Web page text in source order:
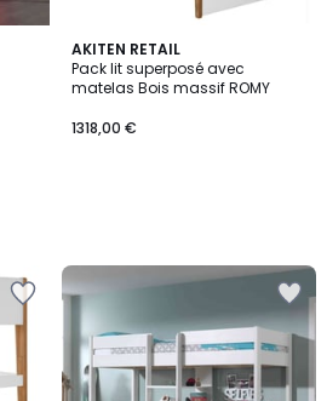
AKITEN RETAIL
Pack lit superposé avec
matelas Bois massif ROMY
1318,00 €